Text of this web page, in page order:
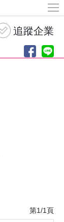
第1/1頁